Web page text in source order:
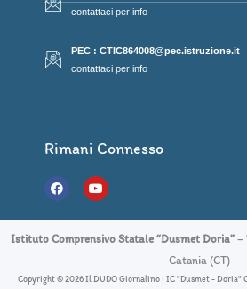
contattaci per info
PEC : CTIC864008@pec.istruzione.it
contattaci per info
Rimani Connesso
F
a
c
e
b
o
Y
o
u
t
b
Istituto Comprensivo Statale “Dusmet Doria” –
Catania (CT)
Copyright © 2026 Il DUDO Giornalino | IC "Dusmet - Doria"